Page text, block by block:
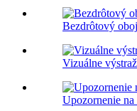
Bezdrôtový
Vizuálne
Upozornenie